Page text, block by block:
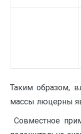
Таким образом,
массы люцерны
Совместное